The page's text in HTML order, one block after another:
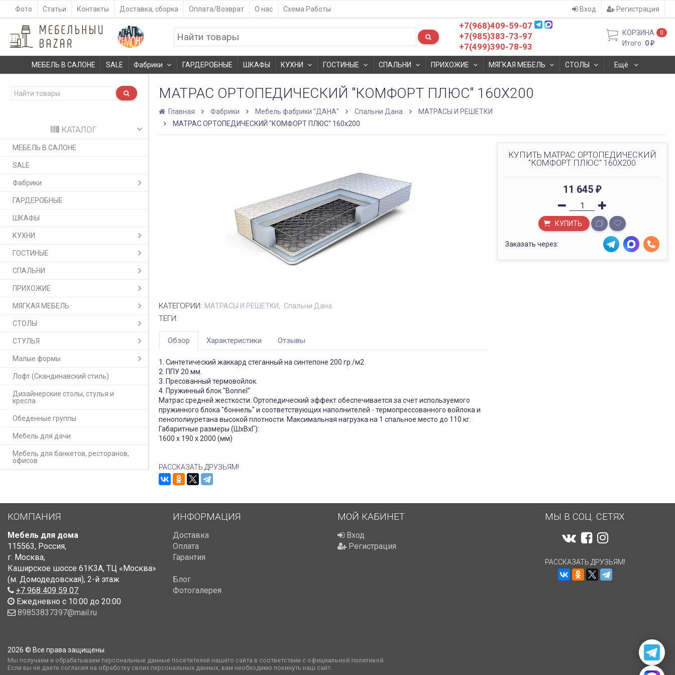
Фото Статьи Контакты Доставка, сборка Оплата/Возврат О нас Схема Работы Вход Регистрация
+7(968)409-59-07
+7(985)383-73-97
+7(499)390-78-93
КОРЗИНА 0
Итого: 0₽
МЕБЕЛЬ В САЛОНЕ SALE Фабрики ГАРДЕРОБНЫЕ ШКАФЫ КУХНИ ГОСТИНЫЕ СПАЛЬНИ ПРИХОЖИЕ МЯГКАЯ МЕБЕЛЬ СТОЛЫ Ещё
КАТАЛОГ
МЕБЕЛЬ В САЛОНЕ
SALE
Фабрики
ГАРДЕРОБНЫЕ
ШКАФЫ
КУХНИ
ГОСТИНЫЕ
СПАЛЬНИ
ПРИХОЖИЕ
МЯГКАЯ МЕБЕЛЬ
СТОЛЫ
СТУЛЬЯ
Малые формы
Лофт (Скандинавский стиль)
Дизайнерские столы, стулья и
кресла
Обеденные группы
Мебель для дачи
Мебель для банкетов, ресторанов,
офисов
МАТРАC ОРТОПЕДИЧЕСКИЙ "КОМФОРТ ПЛЮС" 160X200
Главная Фабрики Мебель фабрики "ДАНА" Спальни Дана
МАТРАCЫ И РЕШЕТКИ
МАТРАC ОРТОПЕДИЧЕСКИЙ "КОМФОРТ ПЛЮС" 160x200
КУПИТЬ МАТРАC ОРТОПЕДИЧЕСКИЙ
"КОМФОРТ ПЛЮС" 160X200
11 645₽
КУПИТЬ
Заказать через:
КАТЕГОРИИ: МАТРАCЫ И РЕШЕТКИ Спальни Дана
ТЕГИ:
Обзор Характеристики Отзывы
1. Синтетический жаккард стеганный на синтепоне 200 гр./м2
2. ППУ 20 мм.
3. Пресованный термовойлок.
4. Пружинный блок "Bonnel"
Матрас средней жесткости. Ортопедический эффект обеспечивается за счет используемого
пружинного блока "боннель" и соответствующих наполнителей - термопрессованного войлока и
пенополиуретана высокой плотности. Максимальная нагрузка на 1 спальное место до 110 кг.
Габаритные размеры (ШхВхГ):
1600 x 190 x 2000 (мм)
РАССКАЗАТЬ ДРУЗЬЯМ!
КОМПАНИЯ
Мебель для дома
115563, Россия,
г. Москва,
Каширское шоссе 61К3А, ТЦ «Москва»
(м. Домодедовская), 2-й этаж
+7 968 409 59 07
Ежедневно с 10:00 до 20:00
89853837397@mail.ru
ИНФОРМАЦИЯ
Доставка
Оплата
Гарантия
Блог
Фотогалерея
МОЙ КАБИНЕТ
Вход
Регистрация
МЫ В СОЦ. СЕТЯХ
РАССКАЗАТЬ ДРУЗЬЯМ!
2026 © Все права защищены.
Мы получаем и обрабатываем персональные данные посетителей нашего сайта в соответствии с официальной политикой.
Если вы не даете согласия на обработку своих персональных данных, вам необходимо покинуть наш сайт.